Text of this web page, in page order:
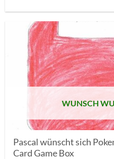
WUNSCH
Pascal wünscht sich
Card Game Box